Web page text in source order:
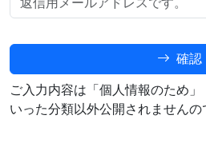
確認
ご入力内容は「個人情報のため
いった分類以外公開されませんの